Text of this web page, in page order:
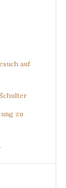
auf
zu